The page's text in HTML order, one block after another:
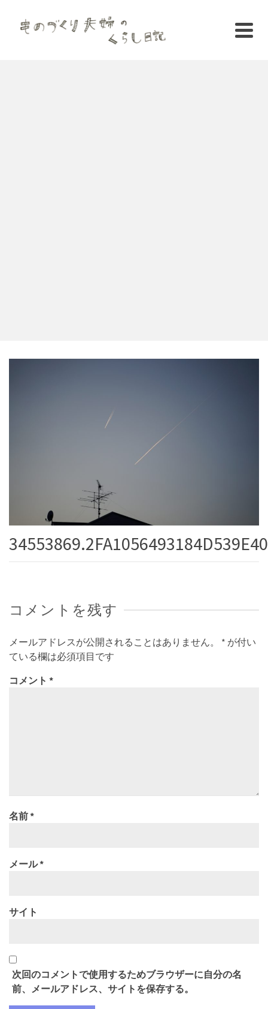
コメントを残す
メールアドレスが公開されることはありません。 * が付い
ている欄は必須項目です
コメント *
名前*
メール*
サイト
次回のコメントで使用するためブラウザーに自分の名
前、メールアドレス、サイトを保存する。